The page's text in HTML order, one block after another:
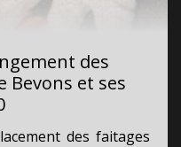
des
Bevons et ses
des faitages